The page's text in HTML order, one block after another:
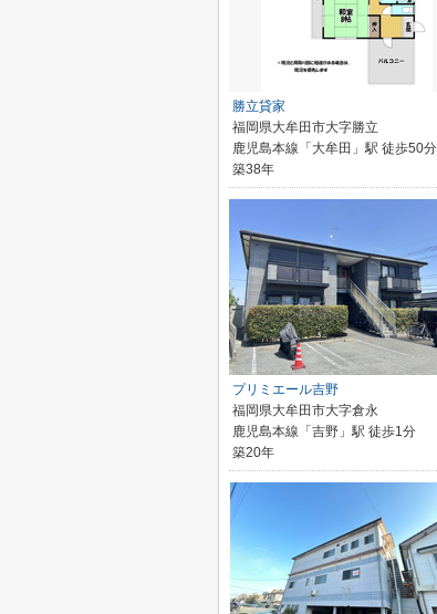
勝立貸家
福岡県大牟田市大字勝立
鹿児島本線「大牟田」駅 徒歩50分
築38年
プリミエール吉野
福岡県大牟田市大字倉永
鹿児島本線「吉野」駅 徒歩1分
築20年